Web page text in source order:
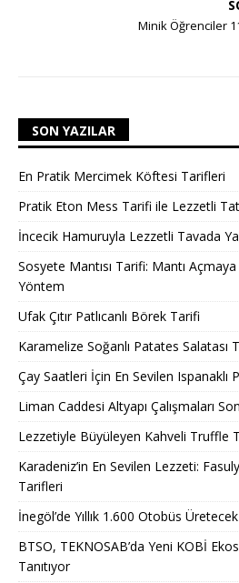
Minik Öğrenciler
SON YAZILAR
En Pratik Mercimek Köftesi Tarifleri
Pratik Eton Mess Tarifi ile Lezzetli
İncecik Hamuruyla Lezzetli Tavada
Sosyete Mantısı Tarifi: Mantı
Yöntem
Ufak Çıtır Patlıcanlı Börek Tarifi
Karamelize Soğanlı Patates Salatası
Çay Saatleri İçin En Sevilen Ispanaklı
Liman Caddesi Altyapı Çalışmaları
Lezzetiyle Büyüleyen Kahveli Truffle
Karadeniz’in En Sevilen Lezzeti:
Tarifleri
İnegöl’de Yıllık 1.600 Otobüs Üretecek
BTSO, TEKNOSAB’da Yeni KOBİ
Tanıtıyor